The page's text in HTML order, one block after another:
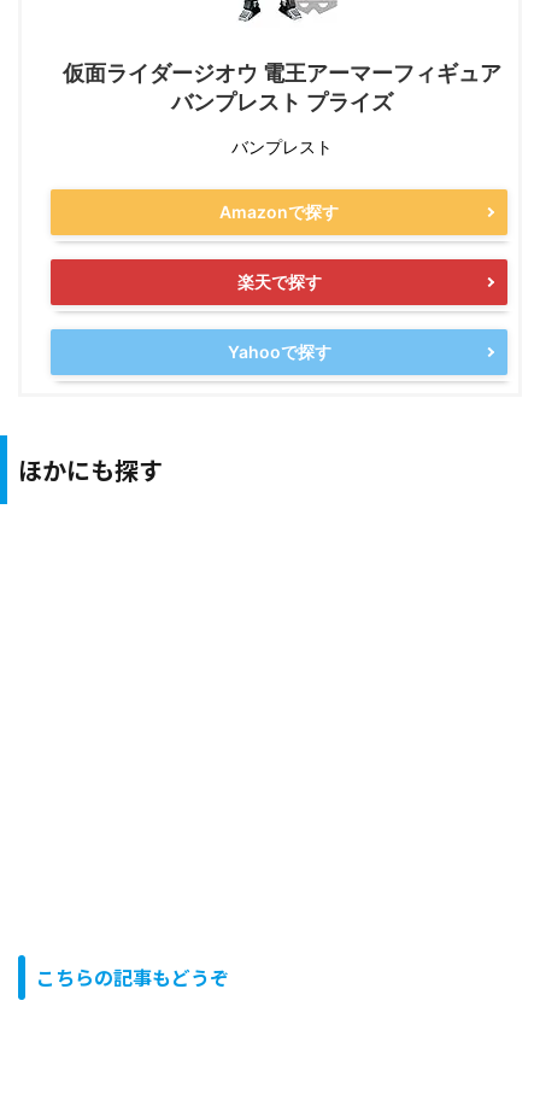
仮面ライダージオウ 電王アーマーフィギュア
バンプレスト プライズ
バンプレスト
Amazonで探す
楽天で探す
Yahooで探す
ほかにも探す
こちらの記事もどうぞ